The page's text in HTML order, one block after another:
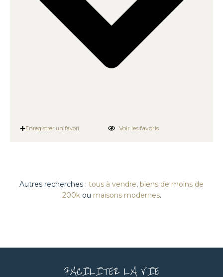
Enregistrer un favori Voir les favoris
Autres recherches : tous à vendre, biens de moins de
200kou maisons modernes.
FACILITER LA VIE